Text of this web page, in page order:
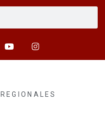
REGIONALES